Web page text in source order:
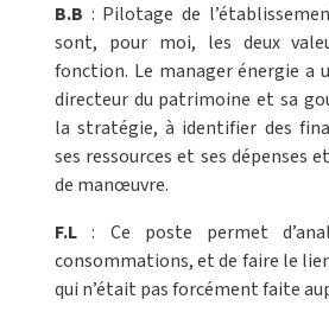
B.B : Pilotage de
sont, pour moi, les deux
fonction. Le manager énergie a
directeur du patrimoine et sa
la stratégie, à identifier des
ses ressources et ses dépenses
de manœuvre.
F.L : Ce poste permet
consommations, et de faire le
qui n’était pas forcément faite